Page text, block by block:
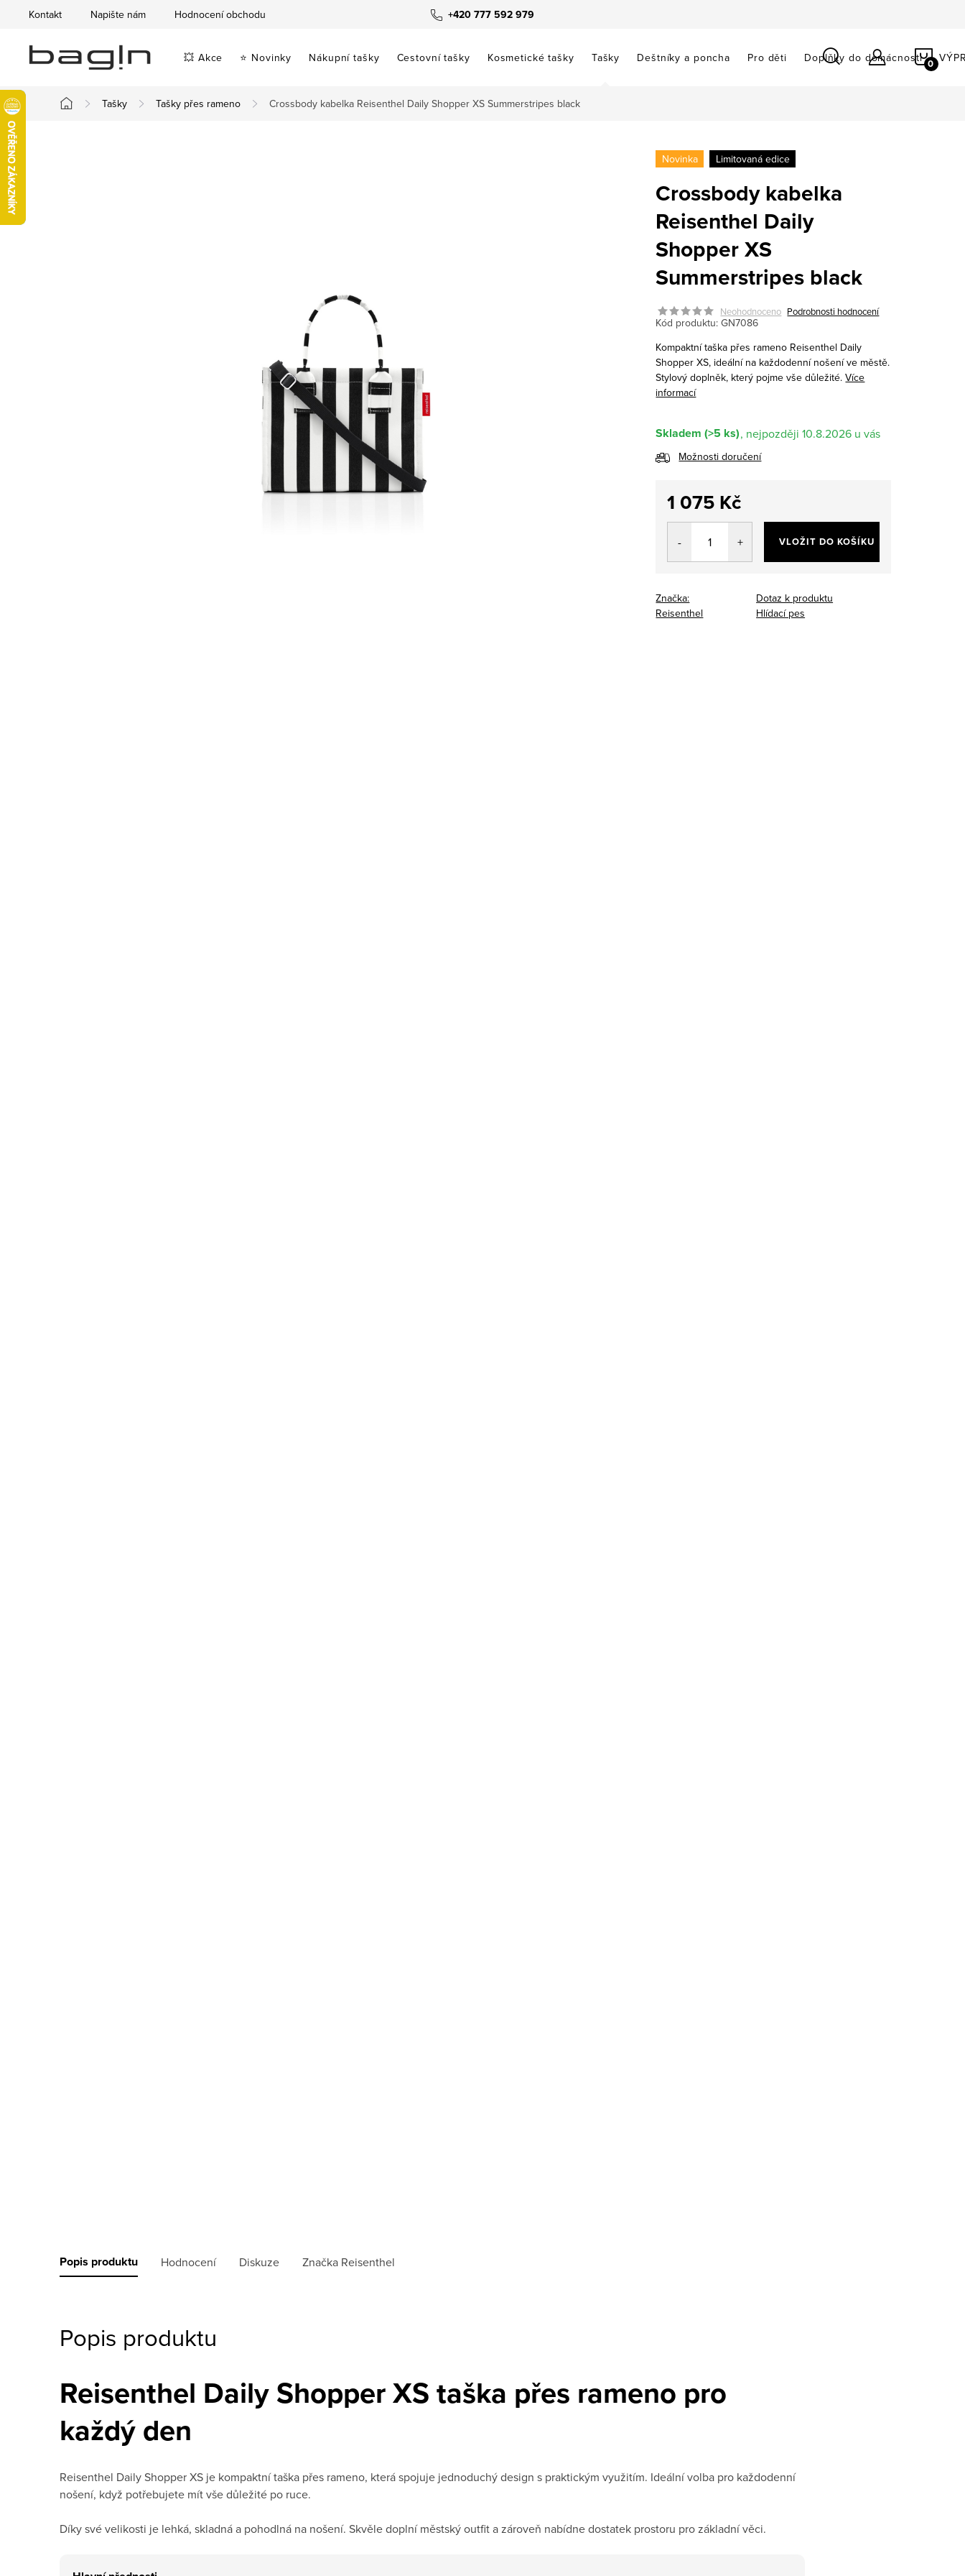
obsah
+420 777 592 979
Kontakt Napište nám Hodnocení obchodu
💥 Akce ⭐ Novinky Nákupní tašky Cestovní tašky Kosmetické tašky Tašky Deštníky a poncha Pro děti Doplňky do domácnosti
Domů
Tašky Tašky přes rameno Crossbody kabelka Reisenthel Daily Shopper XS Summerstripes black
Novinka Limitovaná edice
Crossbody kabelka
Reisenthel Daily
Shopper XS
Summerstripes black
Neohodnoceno Podrobnosti hodnocení
Kód produktu: GN7086
Kompaktní taška přes rameno Reisenthel Daily
Shopper XS, ideální na každodenní nošení ve městě.
Stylový doplněk, který pojme vše důležité.Více
informací
Skladem (>5 ks) 10.8.2026
Možnosti doručení
1 075 Kč
Měrná
VLOŽIT DO KOŠÍKU
Značka:
Reisenthel
Dotaz k produktu
Hlídací pes
Popis produktu Hodnocení Diskuze Značka Reisenthel
Popis produktu
Reisenthel Daily Shopper XS taška přes rameno pro
každý den
Reisenthel Daily Shopper XS je kompaktní taška přes rameno, která spojuje jednoduchý design s praktickým využitím. Ideální volba pro každodenní
nošení, když potřebujete mít vše důležité po ruce.
Díky své velikosti je lehká, skladná a pohodlná na nošení. Skvěle doplní městský outfit a zároveň nabídne dostatek prostoru pro základní věci.